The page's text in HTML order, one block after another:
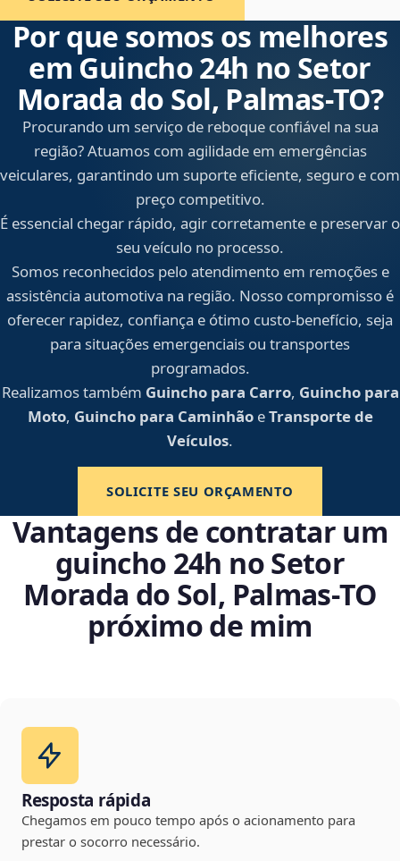
Por que somos os melhores
em Guincho 24h no Setor
Morada do Sol, Palmas‑TO?
Procurando um serviço de reboque confiável na sua
região? Atuamos com agilidade em emergências
veiculares, garantindo um suporte eficiente, seguro e com
preço competitivo.
É essencial chegar rápido, agir corretamente e preservar o
seu veículo no processo.
Somos reconhecidos pelo atendimento em remoções e
assistência automotiva na região. Nosso compromisso é
oferecer rapidez, confiança e ótimo custo-benefício, seja
para situações emergenciais ou transportes
programados.
Realizamos também Guincho para Carro, Guincho para
Moto, Guincho para CaminhãoeTransporte de
Veículos.
SOLICITE SEU ORÇAMENTO
Vantagens de contratar um
guincho 24h no Setor
Morada do Sol, Palmas‑TO
próximo de mim
Resposta rápida
Chegamos em pouco tempo após o acionamento para
prestar o socorro necessário.